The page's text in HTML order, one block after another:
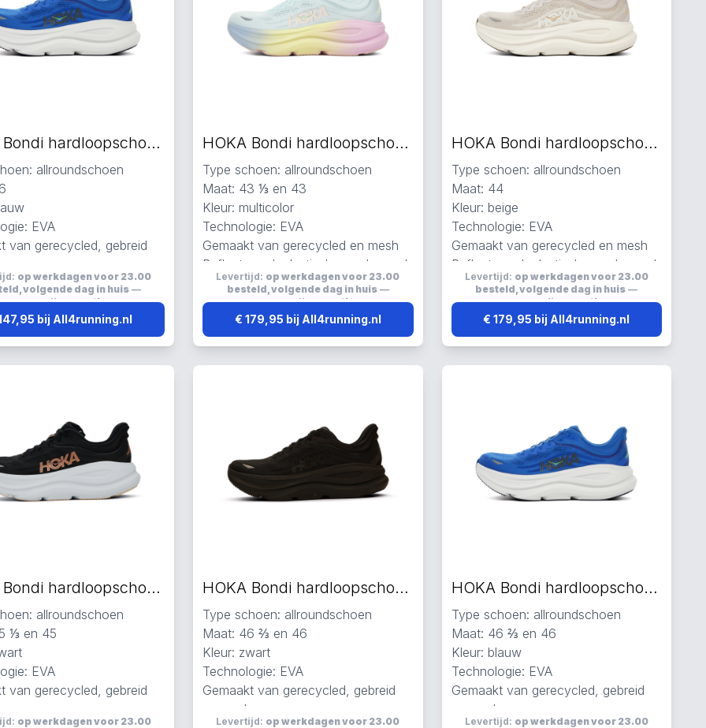
HOKA Bondi hardloopschoenen blauw
allroundschoen
EVA
van gerecycled, gebreid
elastisch en ademend
op werkdagen voor 23.00
volgende dag in huis—
verzending:gratis
bij All4running.nl
HOKA Bondi hardloopschoenen multicolor
Type schoen: allroundschoen
Maat: 43 ⅓ en 43
Kleur: multicolor
Technologie: EVA
Gemaakt van gerecycled en mesh
Reflecterend, elastisch en ademend
Levertijd: op werkdagen voor 23.00
besteld, volgende dag in huis—
verzending:gratis
€ 179,95 bij All4running.nl
HOKA Bondi hardloopschoenen beige
Type schoen: allroundschoen
Maat: 44
Kleur: beige
Technologie: EVA
Gemaakt van gerecycled en mesh
Reflecterend, elastisch en ademend
Levertijd: op werkdagen voor 23.00
besteld, volgende dag in huis —
verzending:gratis
€ 179,95 bij All4running.nl
HOKA Bondi hardloopschoenen zwart
allroundschoen
⅓ en 45
EVA
van gerecycled, gebreid
op werkdagen voor 23.00
HOKA Bondi hardloopschoenen zwart
Type schoen: allroundschoen
Maat: 46 ⅔ en 46
Kleur: zwart
Technologie: EVA
Gemaakt van gerecycled, gebreid
en mesh
Levertijd: op werkdagen voor 23.00
HOKA Bondi hardloopschoenen blauw
Type schoen: allroundschoen
Maat: 46 ⅔ en 46
Kleur: blauw
Technologie: EVA
Gemaakt van gerecycled, gebreid
en mesh
Levertijd: op werkdagen voor 23.00